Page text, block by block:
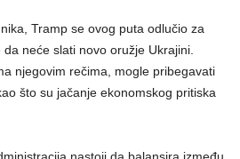
Tramp se ovog puta odlučio za
neće slati novo oružje Ukrajini.
njegovim rečima, mogle pribegavati
što su jačanje ekonomskog pritiska